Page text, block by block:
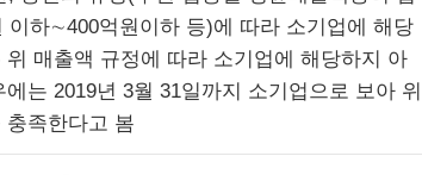
이하∼400억원이하 등)에 따라 소기업에 해당
위 매출액 규정에 따라 소기업에 해당하지 아
는 2019년 3월 31일까지 소기업으로 보아 위
충족한다고 봄